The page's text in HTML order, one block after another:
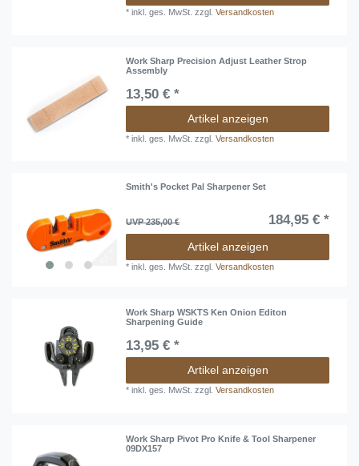
*inkl. ges. MwSt. zzgl.Versandkosten
Work Sharp Precision Adjust Leather Strop
Assembly
13,50 € *
Artikel anzeigen
*inkl. ges. MwSt. zzgl.Versandkosten
Smith's Pocket Pal Sharpener Set
UVP 235,00 € 184,95 € *
Artikel anzeigen
*inkl. ges. MwSt. zzgl.Versandkosten
Work Sharp WSKTS Ken Onion Editon
Sharpening Guide
13,95 € *
Artikel anzeigen
*inkl. ges. MwSt. zzgl.Versandkosten
Work Sharp Pivot Pro Knife & Tool Sharpener
09DX157